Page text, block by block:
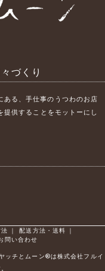
づくり
ある、手仕事のうつわのお店
供することをモットーにし
｜ 配送方法・送料
｜
問い合わせ
チとムーン®は株式会社フルイ